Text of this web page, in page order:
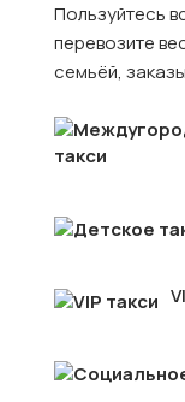
Пользуйтесь
перевозите
семьёй,